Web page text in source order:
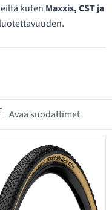
kuten Maxxis, CST ja
renkaat 27.5"
Avaa suodattimet